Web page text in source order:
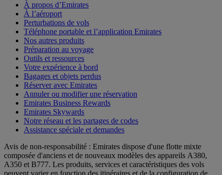
À propos d’Emirates
À l’aéroport
Perturbations de vols
Téléphone portable et l’application Emirates
Nos autres produits
Préparation au voyage
Outils et ressources
Votre expérience à bord
Bagages et objets perdus
Réserver avec Emirates
Annuler ou modifier une réservation
Emirates Business Rewards
Emirates Skywards
Notre réseau et les partages de codes
Assistance spéciale et demandes
Avis de non-responsabilité : Emirates dispose d'une flotte mixte
composée d'anciens et de nouveaux modèles des appareils A380,
A350 et B777. Les produits, services et caractéristiques des vols